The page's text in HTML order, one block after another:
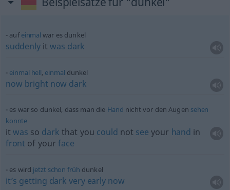
aufeinmal war es dunkel
suddenlyitwas dark
einmal hell, einmal dunkel
now bright now dark
es war so dunkel, dass man die Hand nicht vor den Augen sehen
konnte
itwas so dark that you could not see your hand in
front of yourface
es wird jetzt schon früh dunkel
it’s getting dark very early now